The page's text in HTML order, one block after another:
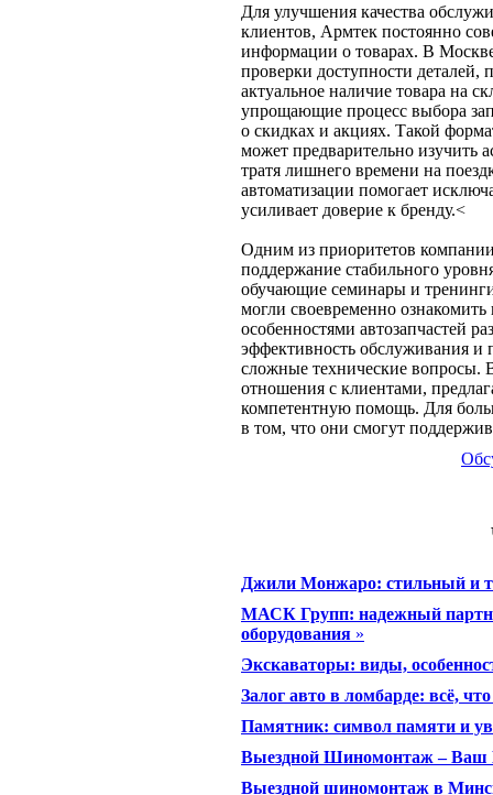
Для улучшения качества
клиентов, Армтек постоянно
информации о товарах. В
проверки доступности деталей,
актуальное наличие товара на
упрощающие процесс выбора
о скидках и акциях. Такой
может предварительно изучить
тратя лишнего времени на
автоматизации помогает
усиливает доверие к бренду.<
Одним из приоритетов
поддержание стабильного
обучающие семинары и
могли своевременно
особенностями автозапчастей
эффективность обслуживания и
сложные технические вопросы.
отношения с клиентами,
компетентную помощь. Для
в том, что они смогут
Джили Монжаро: стильный и
МАСК Групп: надежный
оборудования »
Экскаваторы: виды,
Залог авто в ломбарде: всё,
Памятник: символ памяти и
Выездной Шиномонтаж – Ваш
Выездной шиномонтаж в